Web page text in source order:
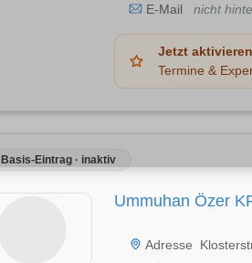
E-Mail
nicht
Jetzt
Termine &
Basis-Eintrag · inaktiv
Ummuhan Özer
Adresse